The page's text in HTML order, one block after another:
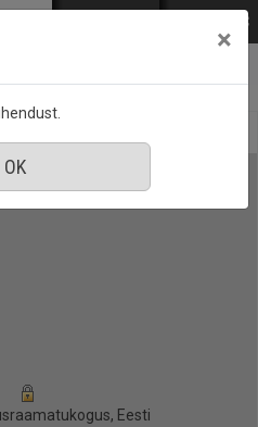
РУС
Eesti
×